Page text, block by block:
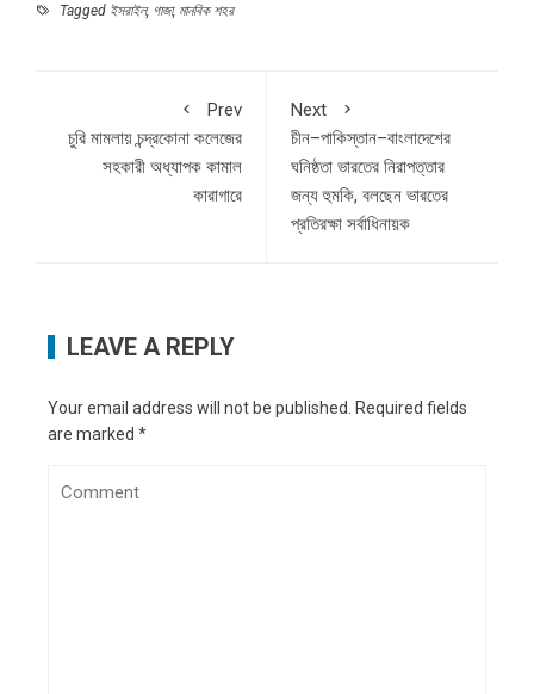
Tagged ইসরাইল, গাজা, মানবিক শহর
Prev
চুরি মামলায় চন্দ্রকোনা কলেজের
সহকারী অধ্যাপক কামাল
কারাগারে
Next
চীন–পাকিস্তান–বাংলাদেশের
ঘনিষ্ঠতা ভারতের নিরাপত্তার
জন্য হুমকি, বলছেন ভারতের
প্রতিরক্ষা সর্বাধিনায়ক
LEAVE A REPLY
Your email address will not be published.
Required fields
are marked *